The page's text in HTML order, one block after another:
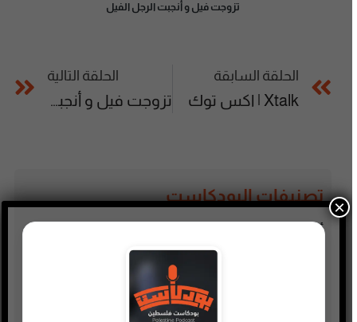
تزوجت فيل و أنجبت الرجل الفيل
الحلقة السابقة
Xtalk | اكس توك
الحلقة التالية
تزوجت فيل و أنجبت الرجل الفيل
تصنيفات البودكاست
أدب
×